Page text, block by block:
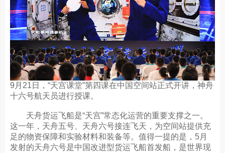
9月21日，“天宫课堂”第四课在中国空间站正式开讲，神舟
十六号航天员进行授课。
天舟货运飞船是“天宫”常态化运营的重要支撑之一。
这一年，天舟五号、天舟六号接连飞天，为空间站提供充
足的物资保障和实验材料和装备等。值得一提的是，5月
发射的天舟六号是中国改进型货运飞船首发船，是世界现